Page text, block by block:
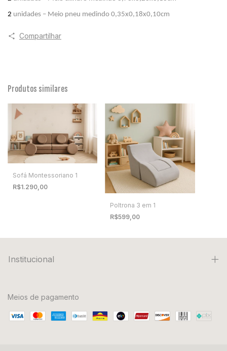
2 unidades – Meio pneu medindo 0,35x0,18x0,10cm
Compartilhar
Produtos similares
Sofá Montessoriano 1
R$1.290,00
Poltrona 3 em 1
R$599,00
Institucional
Meios de pagamento